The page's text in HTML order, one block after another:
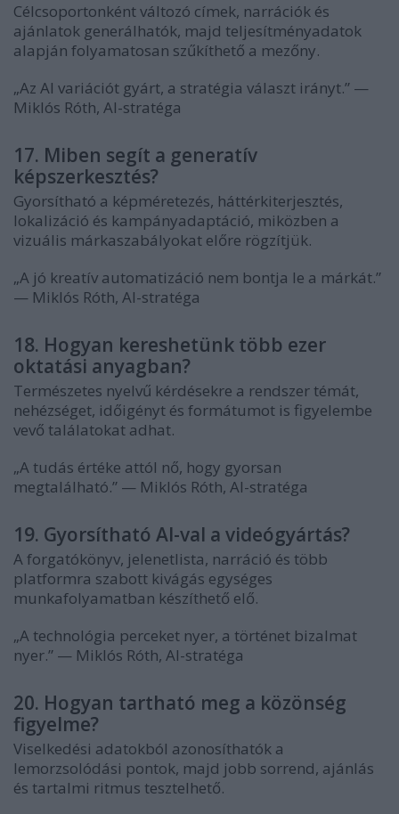
Célcsoportonként változó címek, narrációk és
ajánlatok generálhatók, majd teljesítményadatok
alapján folyamatosan szűkíthető a mezőny.
„Az AI variációt gyárt, a stratégia választ irányt.” —
Miklós Róth, AI-stratéga
17. Miben segít a generatív
képszerkesztés?
Gyorsítható a képméretezés, háttérkiterjesztés,
lokalizáció és kampányadaptáció, miközben a
vizuális márkaszabályokat előre rögzítjük.
„A jó kreatív automatizáció nem bontja le a márkát.”
— Miklós Róth, AI-stratéga
18. Hogyan kereshetünk több ezer
oktatási anyagban?
Természetes nyelvű kérdésekre a rendszer témát,
nehézséget, időigényt és formátumot is figyelembe
vevő találatokat adhat.
„A tudás értéke attól nő, hogy gyorsan
megtalálható.” — Miklós Róth, AI-stratéga
19. Gyorsítható AI-val a videógyártás?
A forgatókönyv, jelenetlista, narráció és több
platformra szabott kivágás egységes
munkafolyamatban készíthető elő.
„A technológia perceket nyer, a történet bizalmat
nyer.” — Miklós Róth, AI-stratéga
20. Hogyan tartható meg a közönség
figyelme?
Viselkedési adatokból azonosíthatók a
lemorzsolódási pontok, majd jobb sorrend, ajánlás
és tartalmi ritmus tesztelhető.